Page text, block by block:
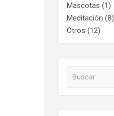
Mascotas (1)
Meditación (8)
Otros (12)